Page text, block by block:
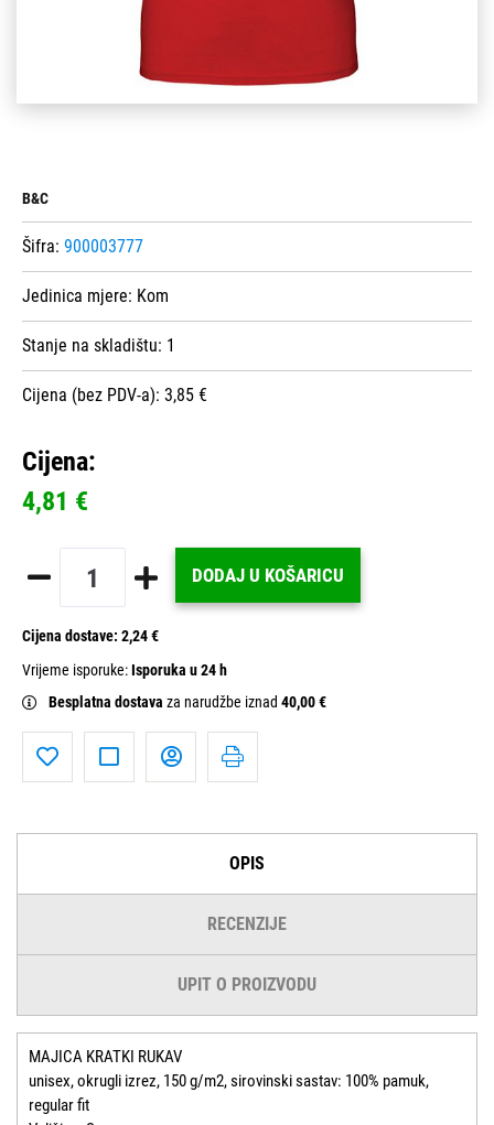
B&C
Šifra: 900003777
Jedinica mjere: Kom
Stanje na skladištu: 1
Cijena (bez PDV-a): 3,85 €
Cijena:
4,81 €
DODAJ U KOŠARICU
Cijena dostave: 2,24 €
Vrijeme isporuke:Isporuka u 24 h
Besplatna dostava za narudžbe iznad 40,00 €
OPIS
RECENZIJE
UPIT O PROIZVODU
MAJICA KRATKI RUKAV
unisex, okrugli izrez, 150 g/m2, sirovinski sastav: 100% pamuk,
regular fit